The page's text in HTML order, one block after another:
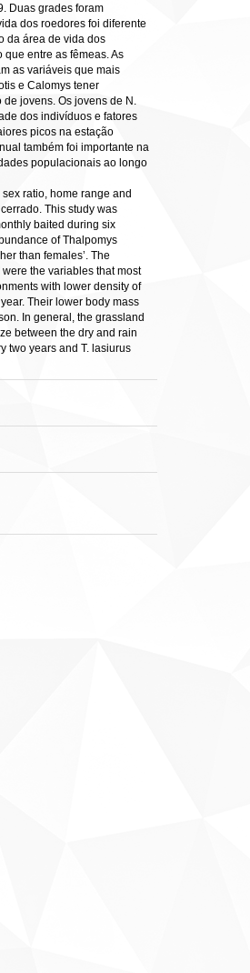
Duas grades foram
dos roedores foi diferente
da área de vida dos
entre as fêmeas. As
as variáveis que mais
e Calomys tener
jovens. Os jovens de N.
dos indivíduos e fatores
picos na estação
também foi importante na
populacionais ao longo
ratio, home range and
This study was
baited during six
of Thalpomys
than females’. The
the variables that most
with lower density of
Their lower body mass
In general, the grassland
between the dry and rain
two years and T. lasiurus